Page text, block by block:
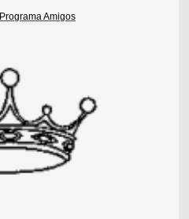
Programa Amigos